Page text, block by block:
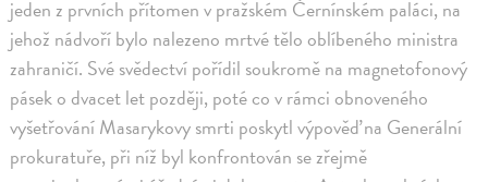
jeden z prvních přítomen v pražském Černínském paláci, na
jehož nádvoří bylo nalezeno mrtvé tělo oblíbeného ministra
zahraničí. Své svědectví pořídil soukromě na magnetofonový
pásek o dvacet let později, poté co v rámci obnoveného
vyšetřování Masarykovy smrti poskytl výpověď na Generální
prokuratuře, při níž byl konfrontován se zřejmě